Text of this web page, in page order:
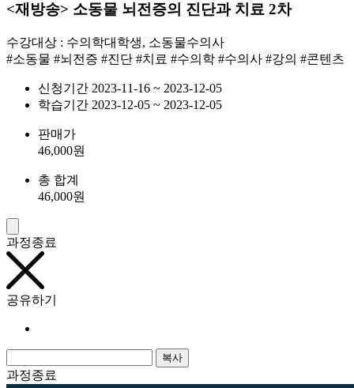
<재방송> 소동물 뇌전증의 진단과 치료 2차
수강대상 : 수의학대학생, 소동물수의사
#소동물 #뇌전증 #진단 #치료 #수의학 #수의사 #강의 #콘텐츠
신청기간 2023-11-16 ~ 2023-12-05
학습기간 2023-12-05 ~ 2023-12-05
판매가
46,000원
총 합계
46,000원
과정종료
공유하기
복사
과정종료